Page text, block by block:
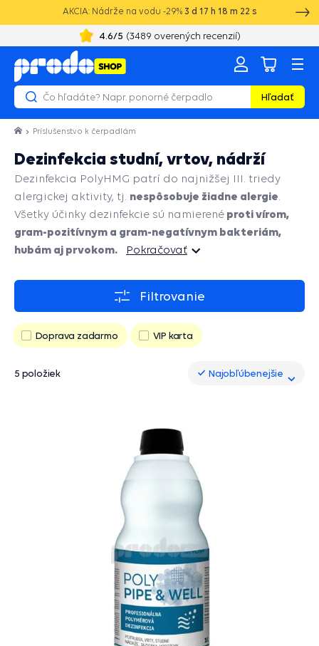
AKCIA: Nádrže na vodu -29% 3 d 17 h 18 m 22 s
4.6/5 (3489 overených recenzií)
Hľadať
Príslušenstvo k čerpadlám
Dezinfekcia studní, vrtov, nádrží
Dezinfekcia PolyHMG patrí do najnižšej III. triedy
alergickej aktivity, tj. nespôsobuje žiadne alergie
Všetky účinky dezinfekcie sú namierené proti vírom,
gram-pozitívnym a gram-negatívnym bakteriám,
hubám aj prvokom.
Pokračovať
Pokračovať
Filtrovanie
Doprava zadarmo VIP karta
5 položiek Najobľúbenejšie
Najobľúbenejšie